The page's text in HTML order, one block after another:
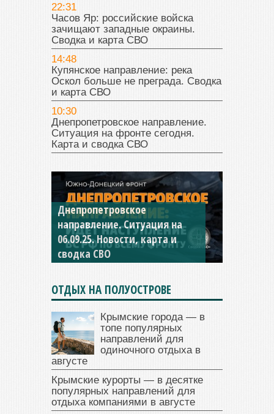
22:31
Часов Яр: российские войска
зачищают западные окраины.
Сводка и карта СВО
14:48
Купянское направление: река
Оскол больше не преграда. Сводка
и карта СВО
10:30
Днепропетровское направление.
Ситуация на фронте сегодня.
Карта и сводка СВО
Константиновское
направление. Ситуация на
04.09.25 Новости, карта и
сводка СВО
ОТДЫХ НА ПОЛУОСТРОВЕ
Крымские города — в
топе популярных
направлений для
одиночного отдыха в
августе
Крымские курорты — в десятке
популярных направлений для
отдыха компаниями в августе